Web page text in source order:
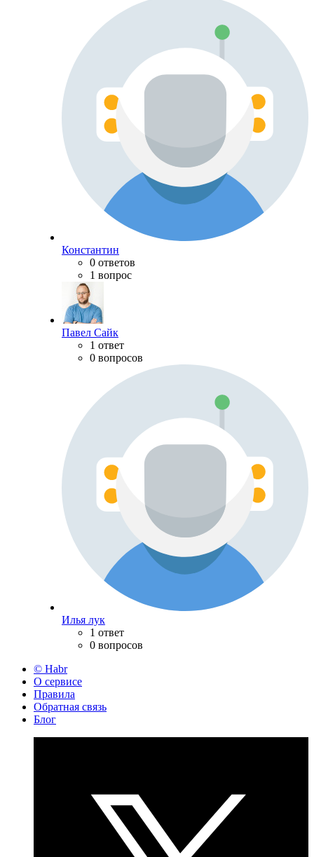
Константин
0 ответов
1 вопрос
Павел Сайк
1 ответ
0 вопросов
Илья лук
1 ответ
0 вопросов
© Habr
О сервисе
Правила
Обратная связь
Блог